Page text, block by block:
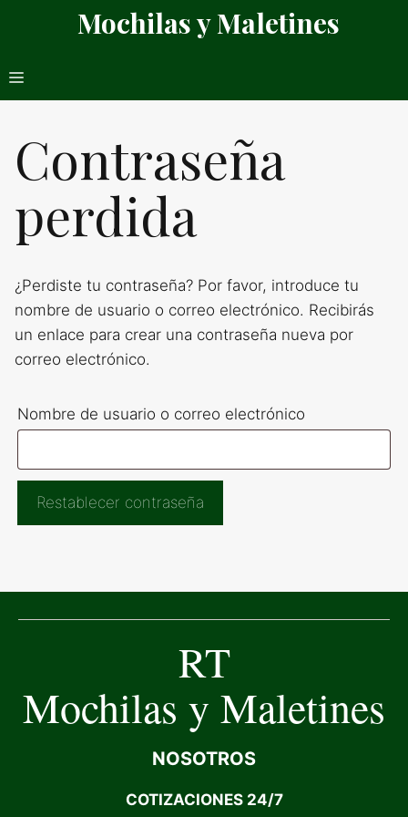
Mochilas y Maletines
Menú
Contraseña
perdida
¿Perdiste tu contraseña? Por favor, introduce tu
nombre de usuario o correo electrónico. Recibirás
un enlace para crear una contraseña nueva por
correo electrónico.
Nombre de usuario o correo electrónico
Restablecer contraseña
RT
Mochilas y Maletines
NOSOTROS
COTIZACIONES 24/7